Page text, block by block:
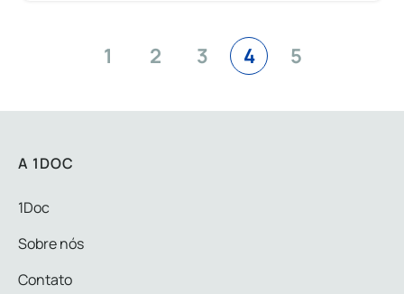
1 2 3 4 5
A 1DOC
1Doc
Sobre nós
Contato